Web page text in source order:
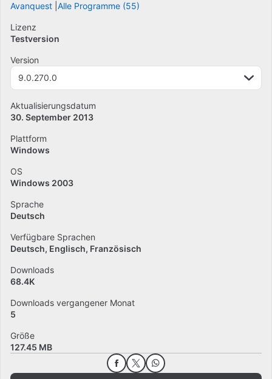
Avanquest Alle Programme (55)
Lizenz
Testversion
Version
9.0.270.0
Aktualisierungsdatum
30. September 2013
Plattform
Windows
OS
Windows 2003
Sprache
Deutsch
Verfügbare Sprachen
Deutsch Englisch Französisch
Downloads
68.4K
Downloads vergangener Monat
5
Größe
127.45 MB